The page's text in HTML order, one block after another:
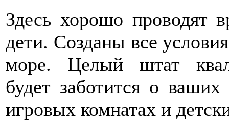
Здесь хорошо проводят
дети. Созданы все
море. Целый штат
будет заботится о
игровых комнатах и